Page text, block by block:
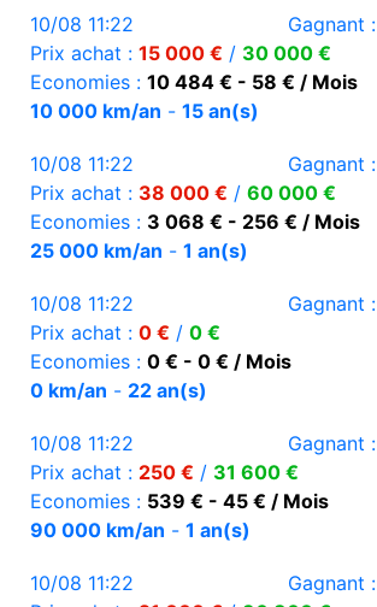
10/08 11:22 Gagnant :
Prix achat : 15 000 € / 30 000 €
Economies : 10 484 € - 58 € / Mois
10 000 km/an - 15 an(s)
10/08 11:22 Gagnant :
Prix achat : 38 000 € / 60 000 €
Economies : 3 068 € - 256 € / Mois
25 000 km/an - 1 an(s)
10/08 11:22 Gagnant :
Prix achat : 0 € / 0 €
Economies : 0 € - 0 € / Mois
0 km/an - 22 an(s)
10/08 11:22 Gagnant :
Prix achat : 250 € / 31 600 €
Economies : 539 € - 45 € / Mois
90 000 km/an - 1 an(s)
10/08 11:22 Gagnant :